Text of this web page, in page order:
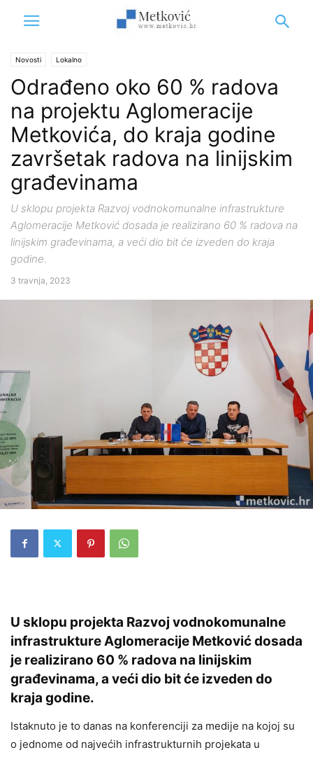
Novosti Lokalno
Odrađeno oko 60 % radova
na projektu Aglomeracije
Metkovića, do kraja godine
završetak radova na linijskim
građevinama
U sklopu projekta Razvoj vodnokomunalne infrastrukture
Aglomeracije Metković dosada je realizirano 60 % radova na
linijskim građevinama, a veći dio bit će izveden do kraja
godine.
3 travnja, 2023
U sklopu projekta Razvoj vodnokomunalne
infrastrukture Aglomeracije Metković dosada
je realizirano 60 % radova na linijskim
građevinama, a veći dio bit će izveden do
kraja godine.
Istaknuto je to danas na konferenciji za medije na kojoj su
o jednome od najvećih infrastrukturnih projekata u